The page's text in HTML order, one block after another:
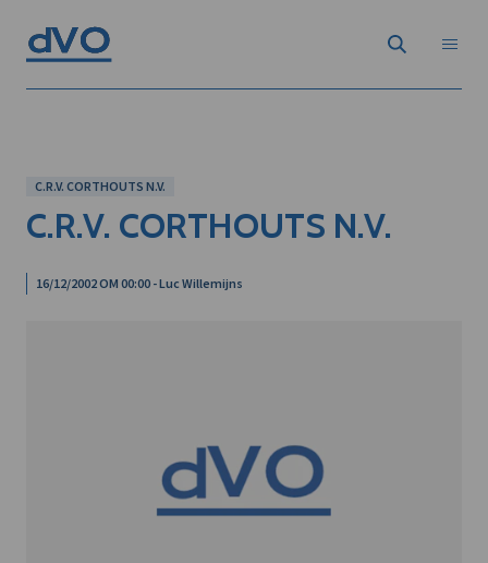
C.R.V. CORTHOUTS N.V.
C.R.V. CORTHOUTS N.V.
16/12/2002 OM 00:00 - Luc Willemijns